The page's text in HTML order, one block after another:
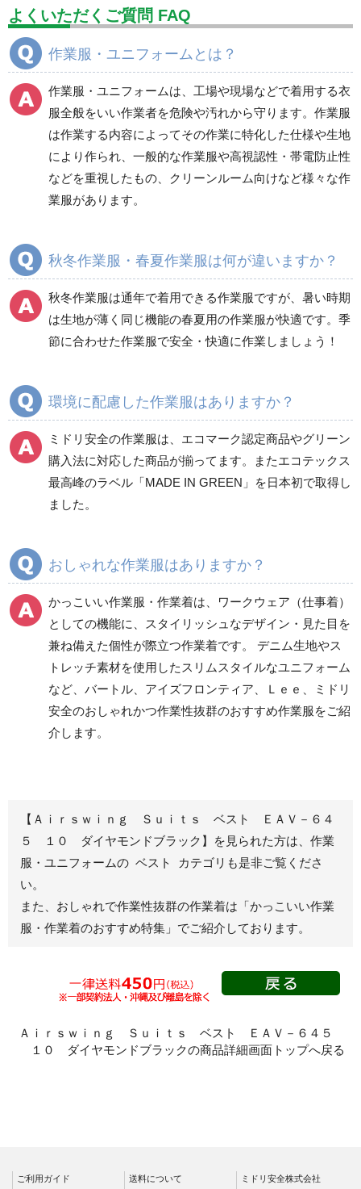
設備用品・作業補助用品 工事作業用品
分煙対策機器
電気保守用品 ワイパー クリーンルーム対策用品
防災グッズ（防災セット） 救急医療品
健康管理器具 季節商品 ウイルス対策用品
商品カテゴリ一覧
秋冬長袖
食品産業用長袖
食品産業用半袖
秋冬長袖
ワークパンツ
春夏ワークパンツ作業
ズボン
秋冬ワークパンツ作業
ズボン
ツ
クリーンウェアワーク
パンツ
カーゴパンツ
春夏カーゴパンツ作業
ズボン
ズボン
レディース作業着
ブルゾン
ジャンパー
秋冬長袖
スモック
春夏半袖
シャツ
シャツ
よくいただくご質問 FAQ
作業服・ユニフォームとは？
作業服・ユニフォームは、工場や現場などで着用する衣
服全般をいい作業者を危険や汚れから守ります。作業服
は作業する内容によってその作業に特化した仕様や生地
により作られ、一般的な作業服や高視認性・帯電防止性
などを重視したもの、クリーンルーム向けなど様々な作
業服があります。
秋冬作業服・春夏作業服は何が違いますか？
秋冬作業服は通年で着用できる作業服ですが、暑い時期
は生地が薄く同じ機能の春夏用の作業服が快適です。季
節に合わせた作業服で安全・快適に作業しましょう！
環境に配慮した作業服はありますか？
ミドリ安全の作業服は、エコマーク認定商品やグリーン
購入法に対応した商品が揃ってます。またエコテックス
最高峰のラベル「MADE IN GREEN」を日本初で取得し
ました。
おしゃれな作業服はありますか？
かっこいい作業服・作業着は、ワークウェア（仕事着）
としての機能に、スタイリッシュなデザイン・見た目を
兼ね備えた個性が際立つ作業着です。 デニム生地やス
トレッチ素材を使用したスリムスタイルなユニフォーム
など、バートル、アイズフロンティア、Ｌｅｅ、ミドリ
安全のおしゃれかつ作業性抜群のおすすめ作業服をご紹
介します。
【Ａｉｒｓｗｉｎｇ Ｓｕｉｔｓ ベスト ＥＡＶ－６４
５ １０ ダイヤモンドブラック】を見られた方は、作業
服・ユニフォームの ベスト カテゴリも是非ご覧くださ
い。
また、おしゃれで作業性抜群の作業着は 「かっこいい作業
服・作業着のおすすめ特集」 でご紹介しております。
Ａｉｒｓｗｉｎｇ Ｓｕｉｔｓ ベスト ＥＡＶ－６４５
１０ ダイヤモンドブラックの商品詳細画面トップへ戻る
ご利用ガイド
送料について
ミドリ安全株式会社